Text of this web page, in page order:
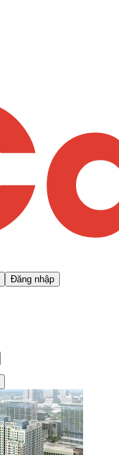
Đăng nhập